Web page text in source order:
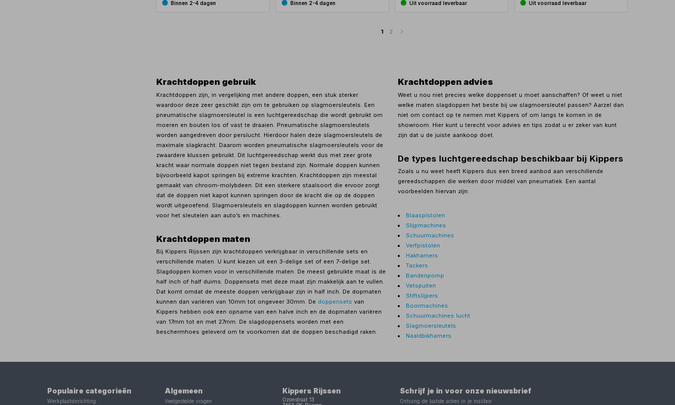
Binnen 2-4 dagen Binnen 2-4 dagen Uit voorraad leverbaar Uit voorraad leverbaar
1 2
Krachtdoppen gebruik
Krachtdoppen zijn, in vergelijking met andere doppen, een stuk sterker
waardoor deze zeer geschikt zijn om te gebruiken op slagmoersleutels. Een
pneumatische slagmoersleutel is een luchtgereedschap die wordt gebruikt om
moeren en bouten los of vast te draaien. Pneumatische slagmoersleutels
worden aangedreven door perslucht. Hierdoor halen deze slagmoersleutels de
maximale slagkracht. Daarom worden pneumatische slagmoersleutels voor de
zwaardere klussen gebruikt. Dit luchtgereedschap werkt dus met zeer grote
kracht waar normale doppen niet tegen bestand zijn. Normale doppen kunnen
bijvoorbeeld kapot springen bij extreme krachten. Krachtdoppen zijn meestal
gemaakt van chroom-molybdeen. Dit een sterkere staalsoort die ervoor zorgt
dat de doppen niet kapot kunnen springen door de kracht die op de doppen
wordt uitgeoefend. Slagmoersleutels en slagdoppen kunnen worden gebruikt
voor het sleutelen aan auto’s en machines.
Krachtdoppen maten
Bij Kippers Rijssen zijn krachtdoppen verkrijgbaar in verschillende sets en
verschillende maten. U kunt kiezen uit een 3-delige set of een 7-delige set.
Slagdoppen komen voor in verschillende maten. De meest gebruikte maat is de
half inch of half duims. Doppensets met deze maat zijn makkelijk aan te vullen.
Dat komt omdat de meeste doppen verkrijgbaar zijn in half inch. De dopmaten
kunnen dan variëren van 10mm tot ongeveer 30mm. De doppensetsvan
Kippers hebben ook een opname van een halve inch en de dopmaten variëren
van 17mm tot en met 27mm. De slagdoppensets worden met een
beschermhoes geleverd om te voorkomen dat de doppen beschadigd raken.
Krachtdoppen advies
Weet u nou niet precies welke doppenset u moet aanschaffen? Of weet u niet
welke maten slagdoppen het beste bij uw slagmoersleutel passen? Aarzel dan
niet om contact op te nemen met Kippers of om langs te komen in de
showroom. Hier kunt u terecht voor advies en tips zodat u er zeker van kunt
zijn dat u de juiste aankoop doet.
De types luchtgereedschap beschikbaar bij Kippers
Zoals u nu weet heeft Kippers dus een breed aanbod aan verschillende
gereedschappen die werken door middel van pneumatiek. Een aantal
voorbeelden hiervan zijn:
Blaaspistolen
Slijpmachines
Schuurmachines
Verfpistolen
Hakhamers
Tackers
Bandenpomp
Vetspuiten
Stiftslijpers
Boormachines
Schuurmachines lucht
Slagmoersleutels
Naaldbikhamers
Populaire categorieën
Werkplaatsinrichting
Algemeen
Veelgestelde vragen
Kippers Rijssen
Ozonstraat 13
Schrijf je in voor onze nieuwsbrief
Ontvang de laatste acties in je mailbox